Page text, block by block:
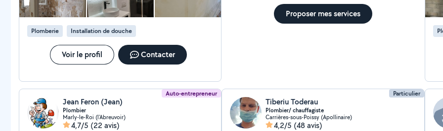
Plomberie Installation de douche
Voir le profil Contacter
Proposer mes services
Auto-entrepreneur
Jean Feron (Jean)
Plombier
Marly-le-Roi (l'Abreuvoir)
4,7/5 (22 avis)
Particulier
Tiberiu Toderau
Plombier/ chauffagiste
Carrières-sous-Poissy (Apollinaire)
4,2/5 (48 avis)